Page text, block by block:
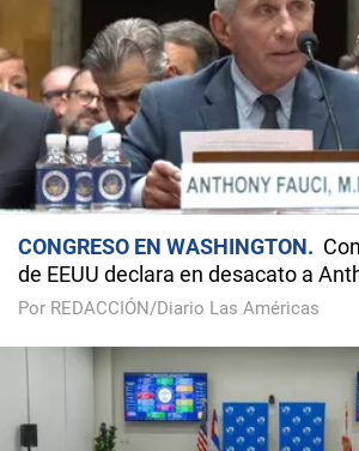
CONGRESO EN WASHINGTON
de EEUU declara en desacato a
Por REDACCIÓN/Diario Las Américas